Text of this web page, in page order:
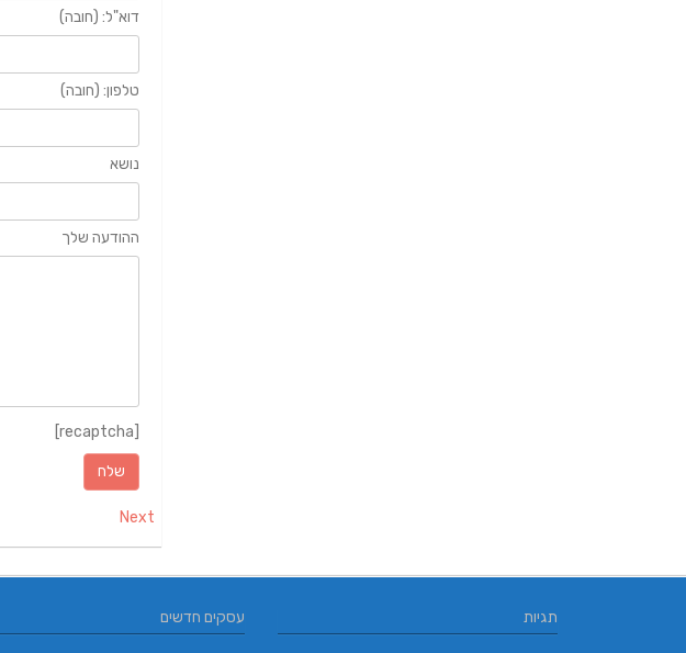
דוא"ל: (חובה)
טלפון: (חובה)
נושא
ההודעה שלך
Next
עסקים חדשים תגיות